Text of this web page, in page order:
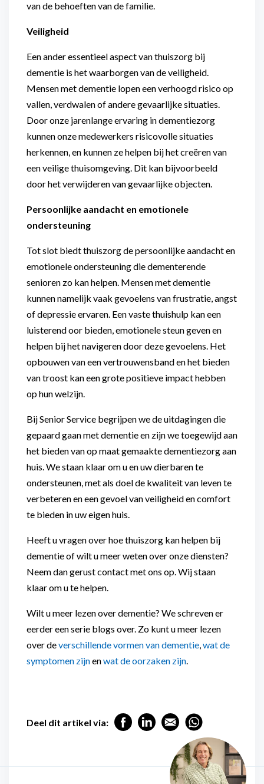
van de behoeften van de familie.
Veiligheid
Een ander essentieel aspect van thuiszorg bij
dementie is het waarborgen van de veiligheid.
Mensen met dementie lopen een verhoogd risico op
vallen, verdwalen of andere gevaarlijke situaties.
Door onze jarenlange ervaring in dementiezorg
kunnen onze medewerkers risicovolle situaties
herkennen, en kunnen ze helpen bij het creëren van
een veilige thuisomgeving. Dit kan bijvoorbeeld
door het verwijderen van gevaarlijke objecten.
Persoonlijke aandacht en emotionele
ondersteuning
Tot slot biedt thuiszorg de persoonlijke aandacht en
emotionele ondersteuning die dementerende
senioren zo kan helpen. Mensen met dementie
kunnen namelijk vaak gevoelens van frustratie, angst
of depressie ervaren. Een vaste thuishulp kan een
luisterend oor bieden, emotionele steun geven en
helpen bij het navigeren door deze gevoelens. Het
opbouwen van een vertrouwensband en het bieden
van troost kan een grote positieve impact hebben
op hun welzijn.
Bij Senior Service begrijpen we de uitdagingen die
gepaard gaan met dementie en zijn we toegewijd aan
het bieden van op maat gemaakte dementiezorg aan
huis. We staan klaar om u en uw dierbaren te
ondersteunen, met als doel de kwaliteit van leven te
verbeteren en een gevoel van veiligheid en comfort
te bieden in uw eigen huis.
Heeft u vragen over hoe thuiszorg kan helpen bij
dementie of wilt u meer weten over onze diensten?
Neem dan gerust contact met ons op. Wij staan
klaar om u te helpen.
Wilt u meer lezen over dementie? We schreven er
eerder een serie blogs over. Zo kunt u meer lezen
over deverschillende vormen van dementie,wat de
symptomen zijnenwat de oorzaken zijn.
Deel dit artikel via: